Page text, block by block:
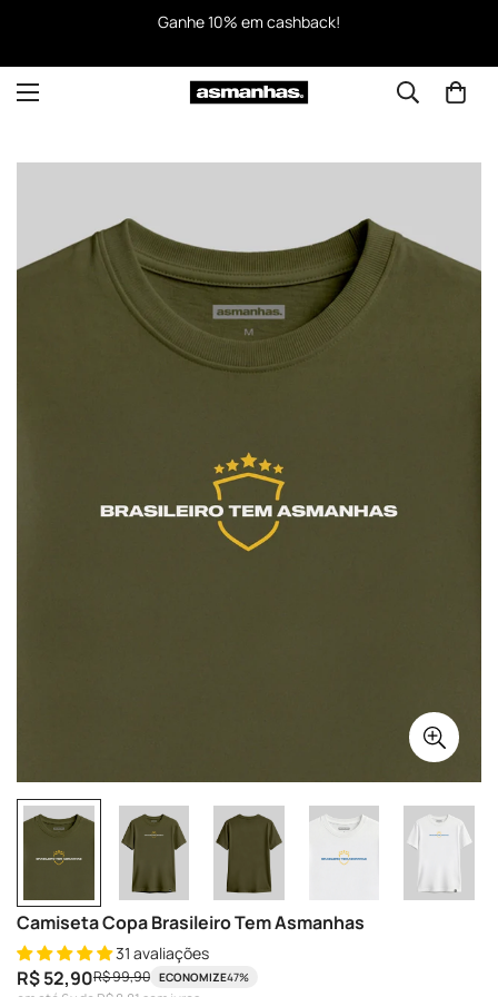
Ganhe 10% em cashback!
Camiseta Copa Brasileiro Tem Asmanhas
31 avaliações
Preço
R$ 52,90
Preço
R$ 99,90 ECONOMIZE47%